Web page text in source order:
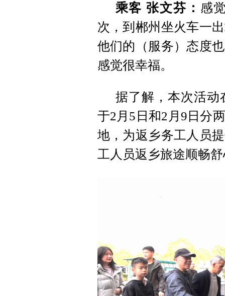
乘客 张文芬： 感
次，到郴州坐火车一
他们的（服务）态度
感觉很幸福。
据了解，本次活动
于2月5日和2月9日分
地，为返乡务工人员
工人员返乡旅途顺畅